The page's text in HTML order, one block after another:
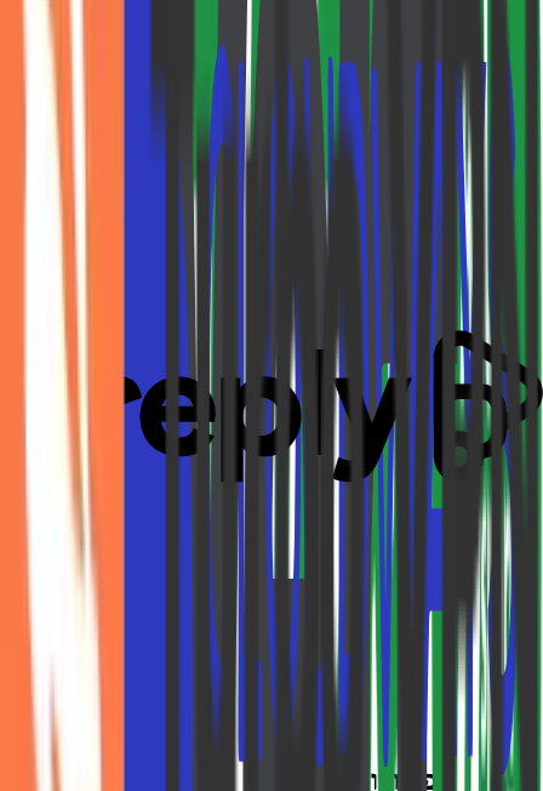
allin
3.0%
KAITZ ACTIVEWEAR
יורו ספורט
2.0%
JD Sports
2.0%
חנויות פופולריות